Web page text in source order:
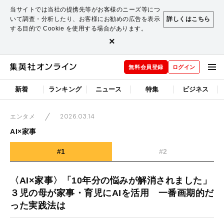
当サイトでは当社の提携先等がお客様のニーズ等につ
いて調査・分析したり、お客様にお勧めの広告を表示
する目的で Cookie を使用する場合があります。
詳しくはこちら
×
無料会員登録 ログイン
新着 ランキング ニュース 特集 ビジネス
エンタメ
2026.03.14
AI×家事
#1 #2
〈AI×家事〉「10年分の悩みが解消されました」
３児の母が家事・育児にAIを活用 一番画期的だ
った実践法は